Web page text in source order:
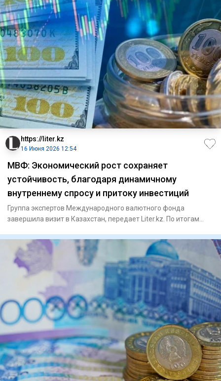
https://liter.kz
16 Июня 2026 12:54
МВФ: Экономический рост сохраняет
устойчивость, благодаря динамичному
внутреннему спросу и притоку инвестиций
Группа экспертов Международного валютного фонда
завершила визит в Казахстан, передает Liter.kz. По итогам